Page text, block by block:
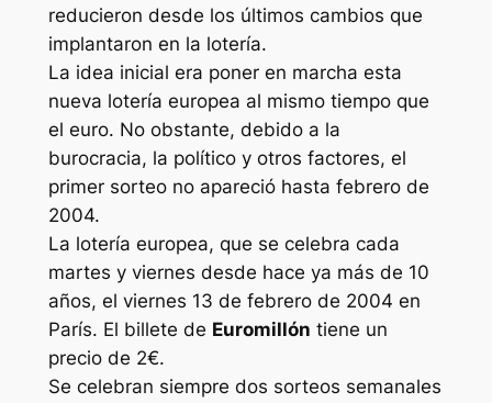
reducieron desde los últimos cambios que
implantaron en la lotería.
La idea inicial era poner en marcha esta
nueva lotería europea al mismo tiempo que
el euro. No obstante, debido a la
burocracia, la político y otros factores, el
primer sorteo no apareció hasta febrero de
2004.
La lotería europea, que se celebra cada
martes y viernes desde hace ya más de 10
años, el viernes 13 de febrero de 2004 en
París. El billete de Euromillón tiene un
precio de 2€.
Se celebran siempre dos sorteos semanales